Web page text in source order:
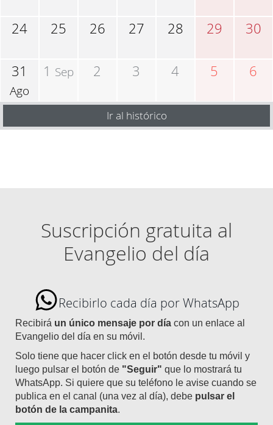
24 25 26 27 28 29 30
31
Ago
1 Sep 2 3 4 5 6
Ir al histórico
Suscripción gratuita al
Evangelio del día
Recibirlo cada día por WhatsApp
Recibirá un único mensaje por día con un enlace al
Evangelio del día en su móvil.
Solo tiene que hacer click en el botón desde tu móvil y
luego pulsar el botón de "Seguir" que lo mostrará tu
WhatsApp. Si quiere que su teléfono le avise cuando se
publica en el canal (una vez al día), debe pulsar el
botón de la campanita.